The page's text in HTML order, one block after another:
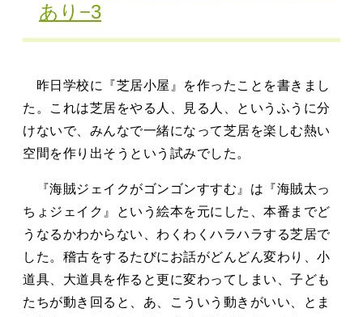
あり−3
昨日学校に『芝居小屋』を作ったことを書きまし
た。これは芝居をやる人、見る人、というふうに分
けないで、みんなで一緒になって芝居を楽しむ熱い
空間を作り出そうという試みでした。
『海賊ジェイクがゴンゴンすすむ』は『海賊太っ
ちょジェイク』という絵本を元にした、本番までど
うなるかわからない、わくわくハラハラする芝居で
した。稽古をするたびにお話がどんどん変わり、小
道具、大道具を作ると更に変わってしまい、子ども
たちが動き回ると、あ、こういう動きがいい、とま